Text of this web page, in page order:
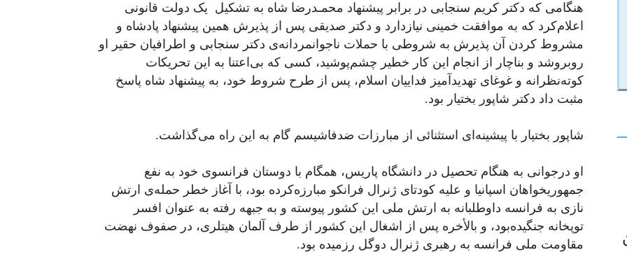
هنگامی که دکتر کریم سنجابی در برابر پیشنهاد محمـدرضا شاه به تشکیل یک دولت قانونی
اعلام‌کرد که به موافقت خمینی نیازدارد و دکتر صدیقی پس از پذیرش همین پیشنهاد پادشاه و
مشروط کردن آن پذیرش به شروطی با حملات ناجوانمردانه‌ی دکتر سنجابی و اطرافیان حقیر او
روبروشد و بناچار از انجام این کار خطیر چشم‌پوشید، کسی که بی‌اعتنا به این تحریکات
کوته‌نظرانه و غوغای تهدیدآمیز فداییان اسلام، پس از طرح شروط خود، به پیشنهاد شاه پاسخ
مثبت داد دکتر شاپور بختیار بود.
شاپور بختیار با پیشینه‌ای استثنائی از مبارزات ضدفاشیسم گام به این راه می‌گذاشت.
او درجوانی به هنگام تحصیل در دانشگاه پاریس، همگام با دوستان فرانسوی خود به نفع
جمهوریخواهان اسپانیا و علیه کودتای ژنرال فرانکو مبارزه‌کرده بود، با آغاز خطر حمله‌ی ارتش
نازی به فرانسه داوطلبانه به ارتش ملی این کشور پیوسته‌ و به جبهه رفته به عنوان افسر
توپخانه جنگیده‌بود، و بالأخره پس از اشغال این کشور از طرف آلمان هیتلری، در صفوف نهضت
مقاومت ملی فرانسه به رهبری ژنرال دوگل رزمیده بود.